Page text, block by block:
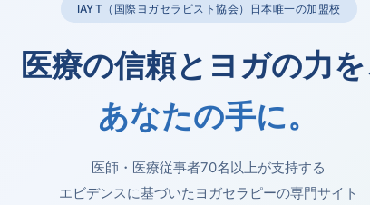
IAYT（国際ヨガセラピスト協会）日本唯一の加盟校
医療の信頼とヨガの力を
あなたの手に。
医師・医療従事者70名以上が支持する
エビデンスに基づいたヨガセラピーの専門サイト